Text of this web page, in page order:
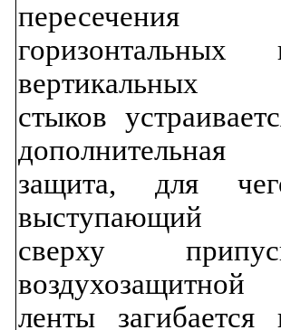
пересечения
горизонтальных
вертикальных
стыков
дополнительная
защита, для
выступающий
сверху
воздухозащитной
ленты загибается